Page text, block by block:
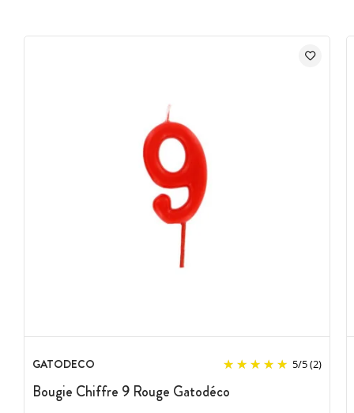
GATODECO 5/5(2)
Bougie Chiffre 9 Rouge Gatodéco